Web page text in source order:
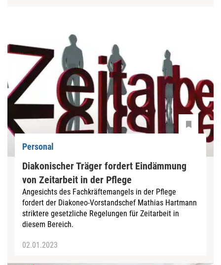
Personal
Diakonischer Träger fordert Eindämmung
von Zeitarbeit in der Pflege
Angesichts des Fachkräftemangels in der Pflege
fordert der Diakoneo-Vorstandschef Mathias Hartmann
striktere gesetzliche Regelungen für Zeitarbeit in
diesem Bereich.
02.01.2023